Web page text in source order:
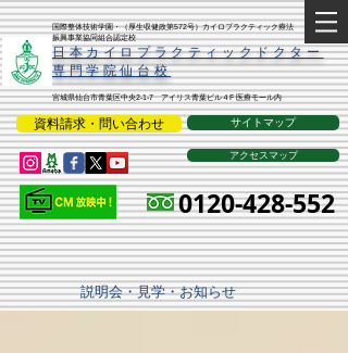
​国際整体技術学園・（厚生収健政第572号）カイロプラクティック療法
振興事業協同組合認定校
​日本カイロプラクティックドクター
専門学院仙台校
宮城県仙台市青葉区中央2-1-7 アイリス青葉ビル４F 医療モール内
資料請求・問い合わせ サイトマップ
アクセスマップ
0120-428-552
説明会・見学・お知らせ